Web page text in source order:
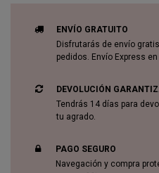
ENVÍO GRATUITO
Disfrutarás de envío
pedidos. Envío Express
DEVOLUCIÓN
Tendrás 14 días para
tu agrado.
PAGO SEGURO
Navegación y compra